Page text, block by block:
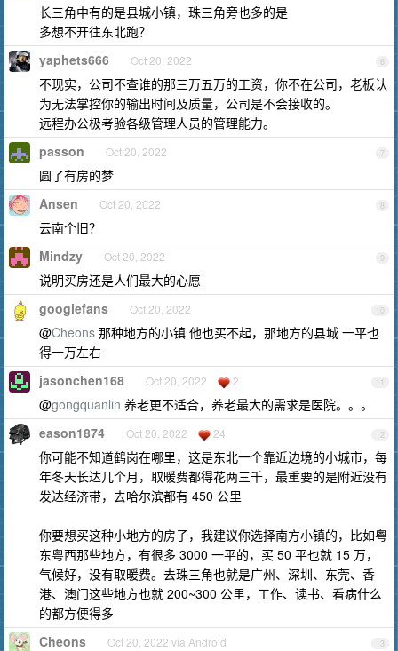
长三角中有的是县城小镇，珠三角旁也多的是
多想不开往东北跑？
6
yaphets666 Oct 20, 2022
不现实，公司不查谁的那三万五万的工资，你不在公司，老板认
为无法掌控你的输出时间及质量，公司是不会接收的。
远程办公极考验各级管理人员的管理能力。
7
passon Oct 20, 2022
圆了有房的梦
8
Ansen Oct 20, 2022
云南个旧？
9
Mindzy Oct 20, 2022
说明买房还是人们最大的心愿
10
googlefans Oct 20, 2022
@Cheons 那种地方的小镇 他也买不起，那地方的县城 一平也
得一万左右
11
jasonchen168 Oct 20, 2022 2
@gongquanlin 养老更不适合，养老最大的需求是医院。。。
12
eason1874 Oct 20, 2022 24
你可能不知道鹤岗在哪里，这是东北一个靠近边境的小城市，每
年冬天长达几个月，取暖费都得花两三千，最重要的是附近没有
发达经济带，去哈尔滨都有 450 公里
你要想买这种小地方的房子，我建议你选择南方小镇的，比如粤
东粤西那些地方，有很多 3000 一平的，买 50 平也就 15 万，
气候好，没有取暖费。去珠三角也就是广州、深圳、东莞、香
港、澳门这些地方也就 200~300 公里，工作、读书、看病什么
的都方便得多
13
Cheons Oct 20, 2022 via Android